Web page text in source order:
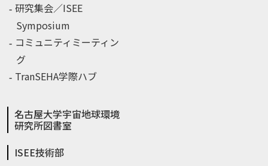
研究集会／ISEE
Symposium
コミュニティミーティン
グ
TranSEHA学際ハブ
名古屋大学宇宙地球環境
研究所図書室
ISEE技術部